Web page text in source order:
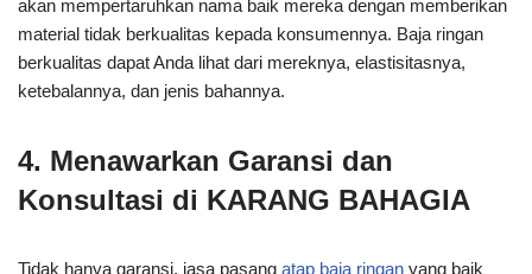
akan mempertaruhkan nama baik mereka dengan memberikan
material tidak berkualitas kepada konsumennya. Baja ringan
berkualitas dapat Anda lihat dari mereknya, elastisitasnya,
ketebalannya, dan jenis bahannya.
4. Menawarkan Garansi dan
Konsultasi di KARANG BAHAGIA
Tidak hanya garansi, jasa pasang atap baja ringan yang baik